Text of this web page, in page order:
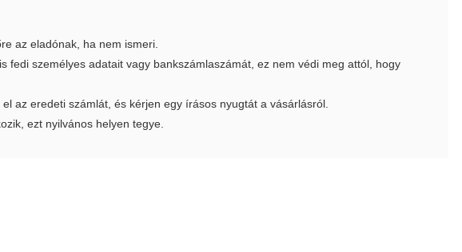
az eladónak, ha nem ismeri.
fedi személyes adatait vagy bankszámlaszámát, ez nem védi meg attól, hogy
az eredeti számlát, és kérjen egy írásos nyugtát a vásárlásról.
ezt nyilvános helyen tegye.